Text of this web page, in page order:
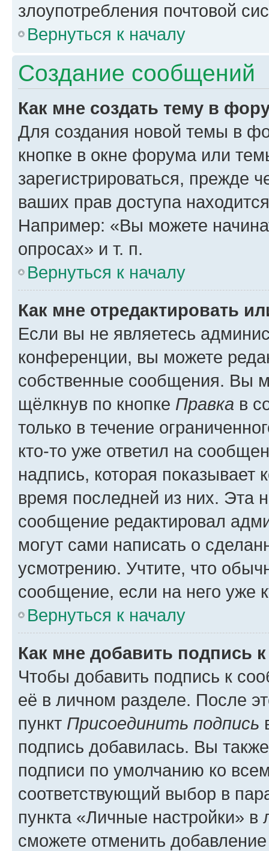
злоупотребления почтовой
Вернуться к началу
Создание сообщений
Как мне создать тему в
Для создания новой темы в
кнопке в окне форума или
зарегистрироваться, прежде
ваших прав доступа
Например: «Вы можете
опросах» и т. п.
Вернуться к началу
Как мне отредактировать
Если вы не являетесь
конференции, вы можете
собственные сообщения. Вы
щёлкнув по кнопке Правка в
только в течение
кто-то уже ответил на
надпись, которая показывает
время последней из них. Эта
сообщение редактировал
могут сами написать о
усмотрению. Учтите, что
сообщение, если на него уже
Вернуться к началу
Как мне добавить подпись
Чтобы добавить подпись к
её в личном разделе. После
пункт Присоединить подпись
подпись добавилась. Вы
подписи по умолчанию ко
соответствующий выбор в
пункта «Личные настройки»
сможете отменить